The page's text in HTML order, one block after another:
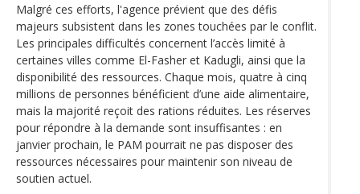
Malgré ces efforts, l'agence prévient que des défis
majeurs subsistent dans les zones touchées par le conflit.
Les principales difficultés concernent l’accès limité à
certaines villes comme El-Fasher et Kadugli, ainsi que la
disponibilité des ressources. Chaque mois, quatre à cinq
millions de personnes bénéficient d’une aide alimentaire,
mais la majorité reçoit des rations réduites. Les réserves
pour répondre à la demande sont insuffisantes : en
janvier prochain, le PAM pourrait ne pas disposer des
ressources nécessaires pour maintenir son niveau de
soutien actuel.